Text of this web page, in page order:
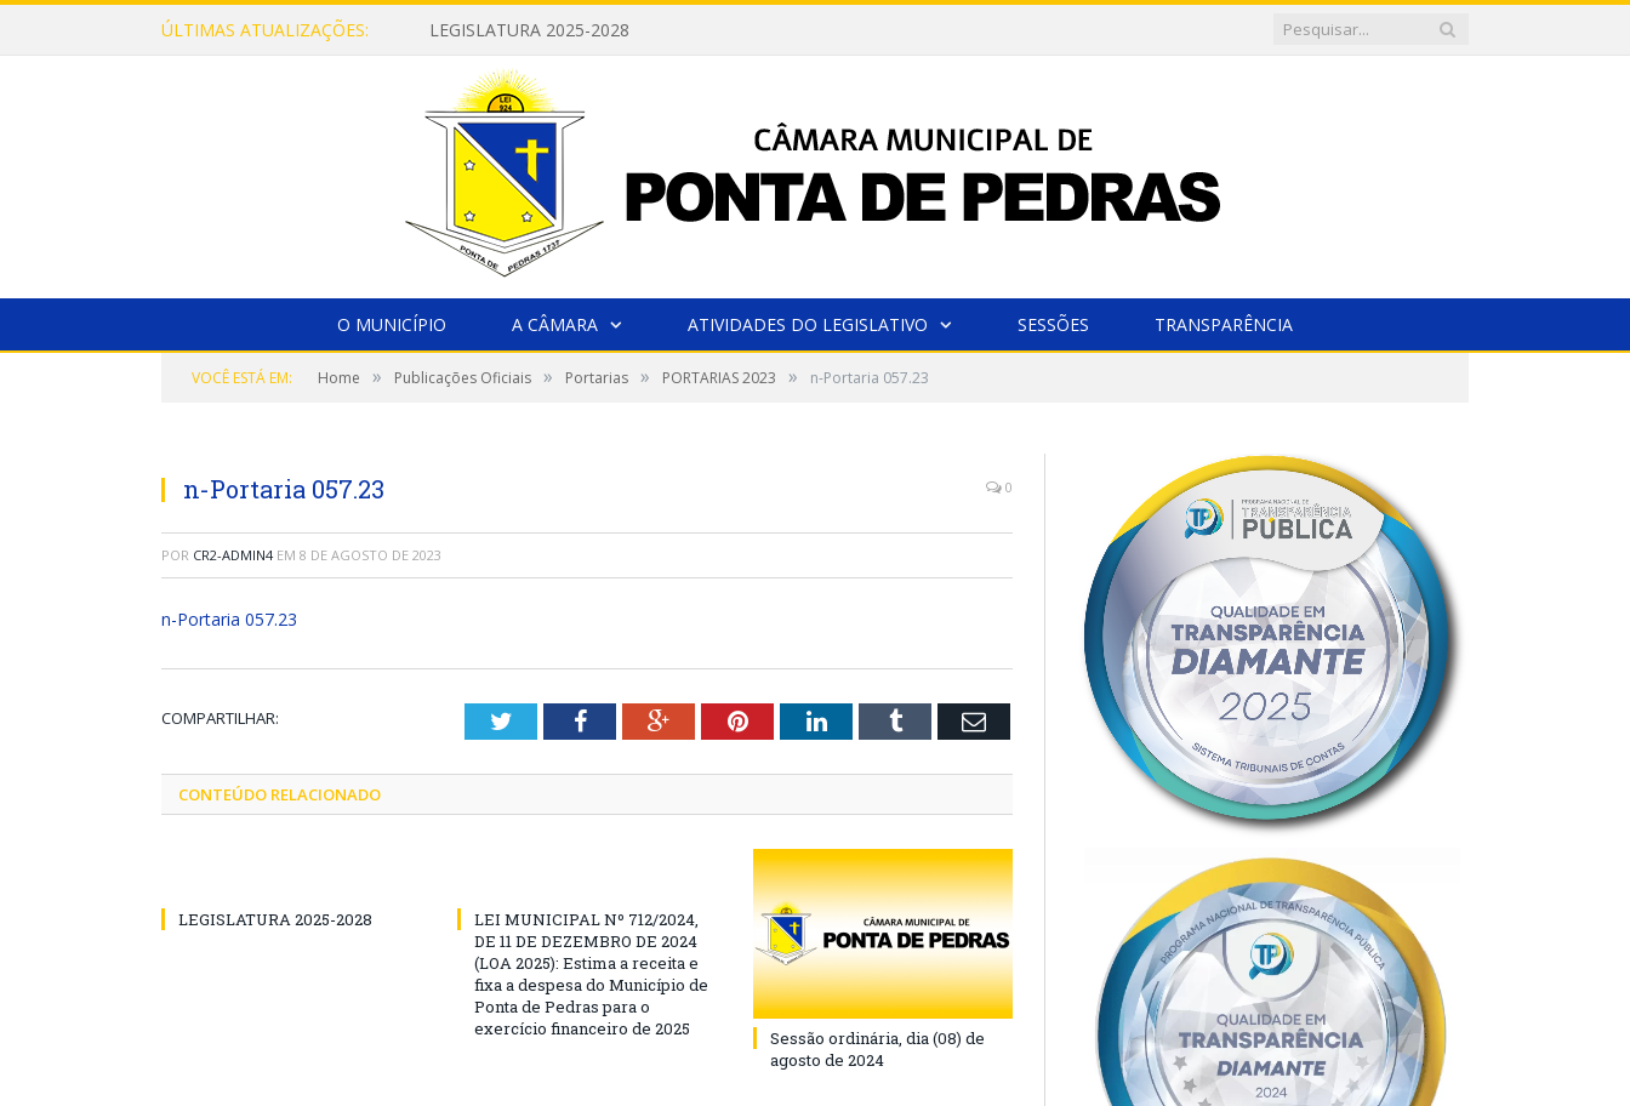
ÚLTIMAS ATUALIZAÇÕES: LEGISLATURA 2025-2028
O MUNICÍPIO A CÂMARA ATIVIDADES DO LEGISLATIVO SESSÕES TRANSPARÊNCIA
VOCÊ ESTÁ EM: Home » Publicações Oficiais » Portarias » PORTARIAS 2023 » n-Portaria 057.23
n-Portaria 057.23 0
POR CR2-ADMIN4 EM 8 DE AGOSTO DE 2023
n-Portaria 057.23
COMPARTILHAR: TwitterFacebookGoogle+PinterestLinkedInTumblr Email
CONTEÚDO RELACIONADO
LEGISLATURA 2025-2028
LEI MUNICIPAL Nº 712/2024,
DE 11 DE DEZEMBRO DE 2024
(LOA 2025): Estima a receita e
fixa a despesa do Município de
Ponta de Pedras para o
exercício financeiro de 2025
Sessão ordinária, dia (08) de
agosto de 2024